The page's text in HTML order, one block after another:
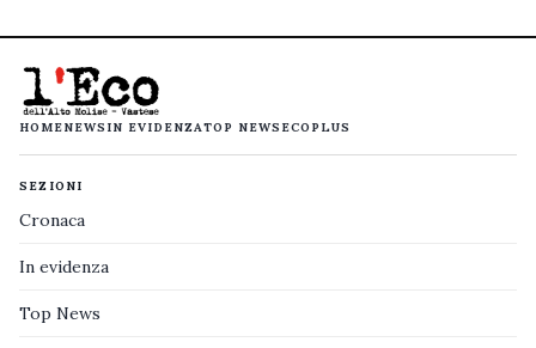
HOMENEWS IN EVIDENZATOP NEWS ECOPLUS
SEZIONI
Cronaca
In evidenza
Top News